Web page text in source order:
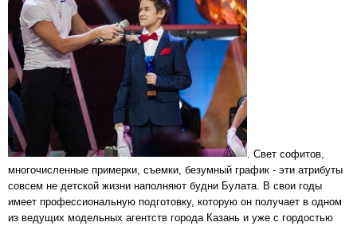
. Свет софитов,
многочисленные примерки, съемки, безумный график - эти атрибуты
совсем не детской жизни наполняют будни Булата. В свои годы
имеет профессиональную подготовку, которую он получает в одном
из ведущих модельных агентств города Казань и уже с гордостью